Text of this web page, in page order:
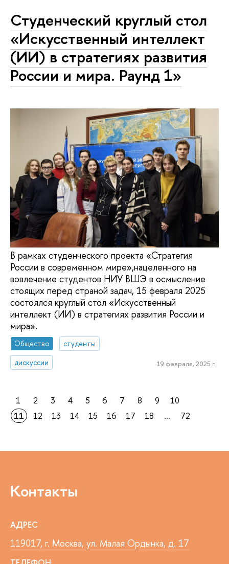
Студенческий круглый стол
«Искусственный интеллект
(ИИ) в стратегиях развития
России и мира. Раунд 1»
В рамках студенческого проекта «Стратегия
России в современном мире»,нацеленного на
вовлечение студентов НИУ ВШЭ в осмысление
стоящих перед страной задач, 15 февраля 2025
состоялся круглый стол «Искусственный
интеллект (ИИ) в стратегиях развития России и
мира».
Общество
студенты
дискуссии
19 февраля, 2025 г.
1 2 3 4 5 6 7 8 9
10
11
12 13 14 15 16 17 18 ... 72
Контакты
АДРЕС
119017, г. Москва, ул. Малая Ордынка, д. 17